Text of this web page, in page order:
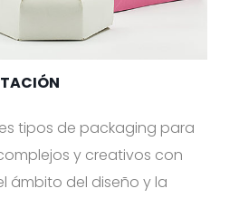
tipos de packaging para
y creativos con
ámbito del diseño y la